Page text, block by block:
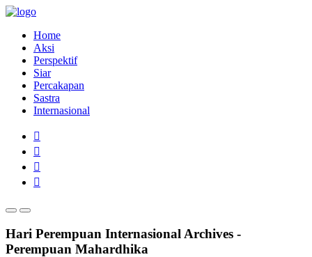
Home
Aksi
Perspektif
Siar
Percakapan
Sastra
Internasional
Hari Perempuan Internasional Archives -
Perempuan Mahardhika